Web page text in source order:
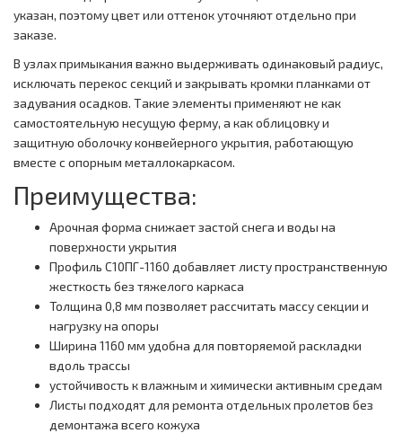
указан, поэтому цвет или оттенок уточняют отдельно при
заказе.
В узлах примыкания важно выдерживать одинаковый радиус,
исключать перекос секций и закрывать кромки планками от
задувания осадков. Такие элементы применяют не как
самостоятельную несущую ферму, а как облицовку и
защитную оболочку конвейерного укрытия, работающую
вместе с опорным металлокаркасом.
Преимущества:
Арочная форма снижает застой снега и воды на
поверхности укрытия
Профиль С10ПГ-1160 добавляет листу пространственную
жесткость без тяжелого каркаса
Толщина 0,8 мм позволяет рассчитать массу секции и
нагрузку на опоры
Ширина 1160 мм удобна для повторяемой раскладки
вдоль трассы
устойчивость к влажным и химически активным средам
Листы подходят для ремонта отдельных пролетов без
демонтажа всего кожуха